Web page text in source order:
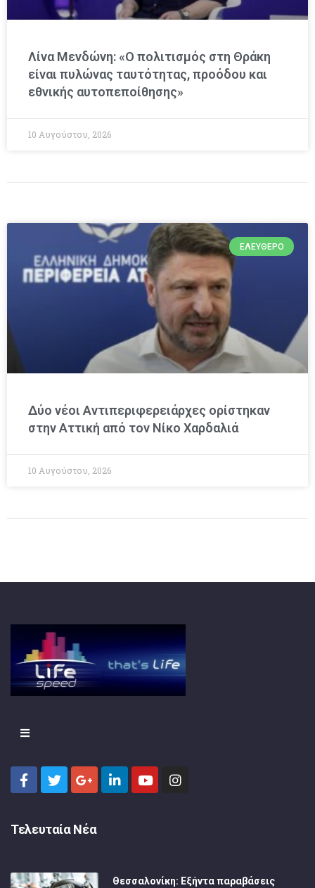
Λίνα Μενδώνη: «Ο πολιτισμός στη Θράκη
είναι πυλώνας ταυτότητας, προόδου και
εθνικής αυτοπεποίθησης»
10 Αυγούστου, 2026
ΕΛΕΎΘΕΡΟ
Δύο νέοι Αντιπεριφερειάρχες ορίστηκαν
στην Αττική από τον Νίκο Χαρδαλιά
10 Αυγούστου, 2026
Τελευταία Νέα
Θεσσαλονίκη: Εξήντα παραβάσεις